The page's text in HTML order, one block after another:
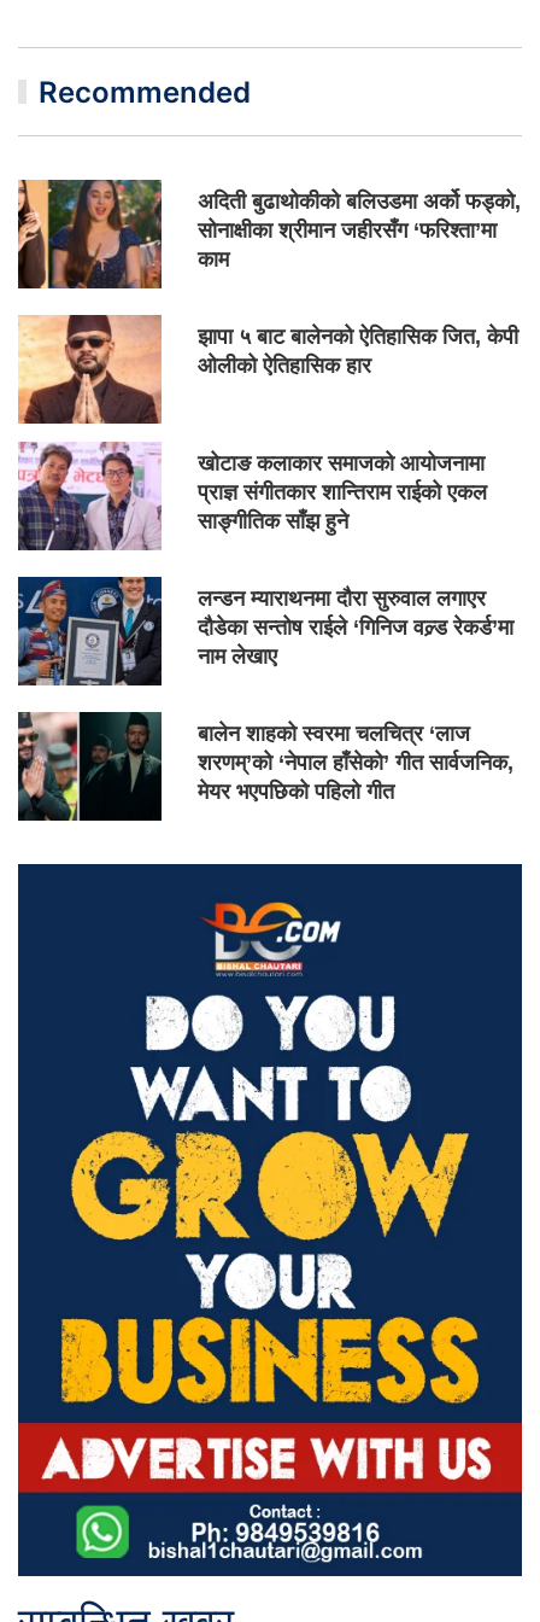
Recommended
अदिती बुढाथोकीको बलिउडमा अर्को फड्को,
सोनाक्षीका श्रीमान जहीरसँग ‘फरिश्ता’मा
काम
झापा ५ बाट बालेनको ऐतिहासिक जित, केपी
ओलीको ऐतिहासिक हार
खोटाङ कलाकार समाजको आयोजनामा
प्राज्ञ संगीतकार शान्तिराम राईको एकल
साङ्गीतिक साँझ हुने
लन्डन म्याराथनमा दौरा सुरुवाल लगाएर
दौडेका सन्तोष राईले ‘गिनिज वल्र्ड रेकर्ड’मा
नाम लेखाए
बालेन शाहको स्वरमा चलचित्र ‘लाज
शरणम्’को ‘नेपाल हाँसेको’ गीत सार्वजनिक,
मेयर भएपछिको पहिलो गीत